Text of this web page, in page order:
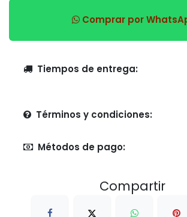
Comprar por
Tiempos de
Términos y condiciones:
Métodos de pago:
Compartir